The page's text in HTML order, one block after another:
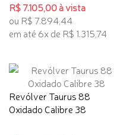
R$ 7.105,00 à vista
ou R$ 7.894,44
em até 6x de R$ 1.315,74
Revólver Taurus 88
Oxidado Calibre 38